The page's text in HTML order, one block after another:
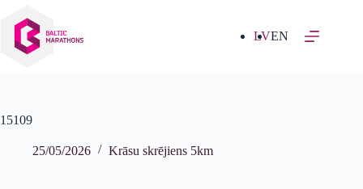
saturu
LVEN
15109
25/05/2026 Krāsu skrējiens 5km